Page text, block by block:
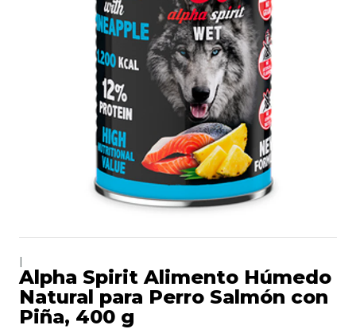
Alpha Spirit Alimento Húmedo
Natural para Perro Salmón con
Piña, 400 g